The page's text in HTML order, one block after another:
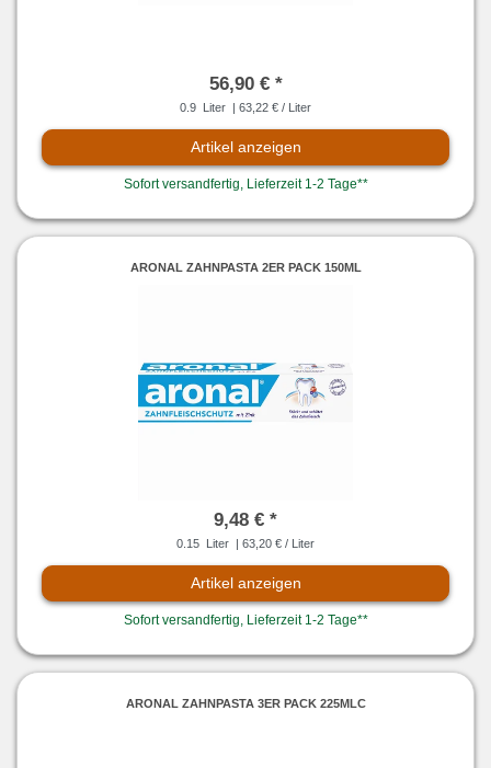
56,90 € *
0.9 Liter | 63,22 € / Liter
Artikel anzeigen
Sofort versandfertig, Lieferzeit 1-2 Tage**
ARONAL ZAHNPASTA 2ER PACK 150ML
9,48 € *
0.15 Liter | 63,20 € / Liter
Artikel anzeigen
Sofort versandfertig, Lieferzeit 1-2 Tage**
ARONAL ZAHNPASTA 3ER PACK 225MLC